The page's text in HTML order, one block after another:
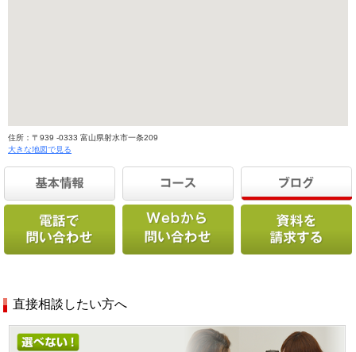
住所：〒939 -0333 富山県射水市一条209
大きな地図で見る
直接相談したい方へ